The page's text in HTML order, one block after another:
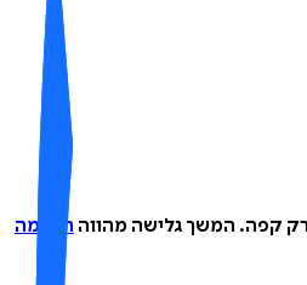
קפה.המשך גלישה מהווההסכמה